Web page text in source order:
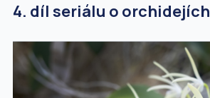
4. díl seriálu o orchidejích